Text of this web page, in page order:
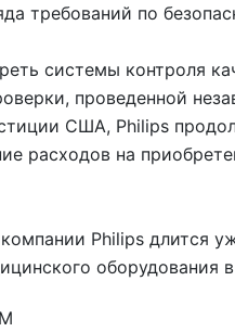
требований по
системы контроля
проведенной
США, Philips
расходов на
Philips длится
оборудования